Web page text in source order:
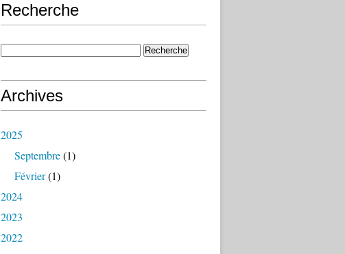
Recherche
Archives
2025
Septembre(1)
Février(1)
2024
2023
2022